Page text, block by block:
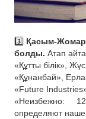
3️⃣ Қасым-Жомарт
болды. Атап
«Құтты білік»,
«Құнанбай»,
«Future
«Неизбежно:
определяют